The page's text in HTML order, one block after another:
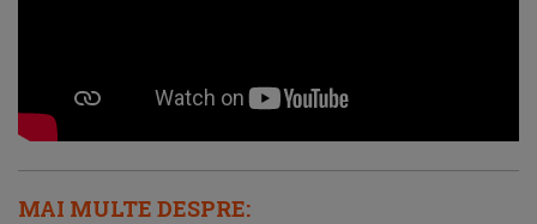
MAI MULTE DESPRE: